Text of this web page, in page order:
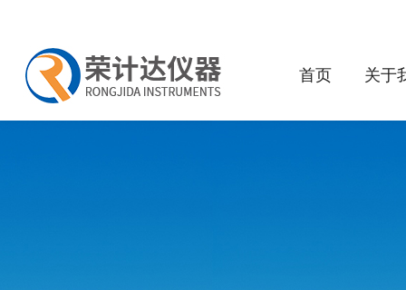
首页 关于